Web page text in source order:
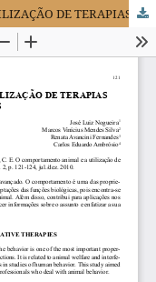
O COMPORTAMENTO ANIMAL E A UTILIZAÇÃO DE TERAPIAS ALTERNATIVAS